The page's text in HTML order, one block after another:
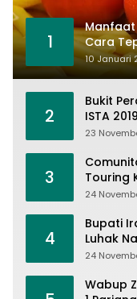
1
Manfaat
Cara
10 Januari
2
Bukit
ISTA 2019
23
3
Touring
24
4
Bupati
Luhak
Offroad
24
Wabup